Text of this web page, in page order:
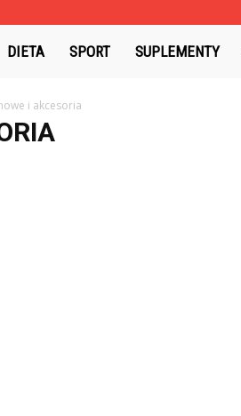
PrywatneZdrowie.pl
DIETA SPORT SUPLEMENTY
i akcesoria